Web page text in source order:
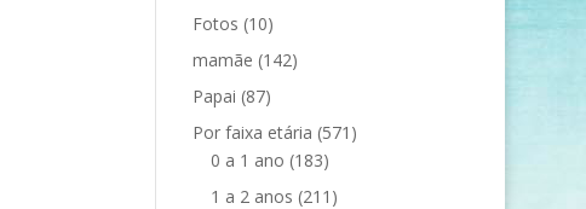
Fotos (10)
mamãe (142)
Papai (87)
Por faixa etária (571)
0 a 1 ano (183)
1 a 2 anos (211)